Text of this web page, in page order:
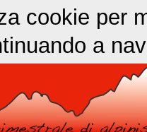
cookie per
a